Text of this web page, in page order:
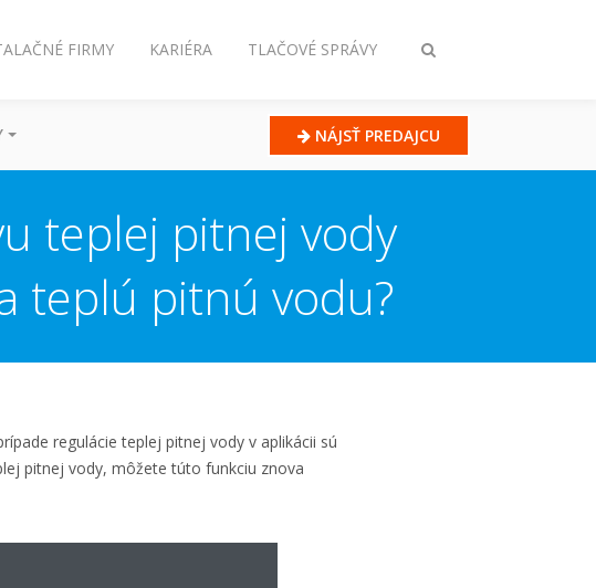
Prepnúť
FIRMY KARIÉRA TLAČOVÉ SPRÁVY
NÁJSŤ PREDAJCU
teplej pitnej vody
teplú pitnú vodu?
regulácie teplej pitnej vody v aplikácii sú
pitnej vody, môžete túto funkciu znova